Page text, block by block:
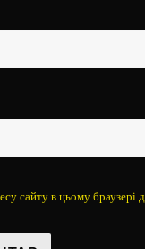
сайту в цьому браузері